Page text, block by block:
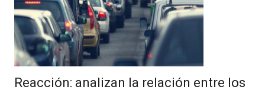
Reacción: analizan la relación entre los